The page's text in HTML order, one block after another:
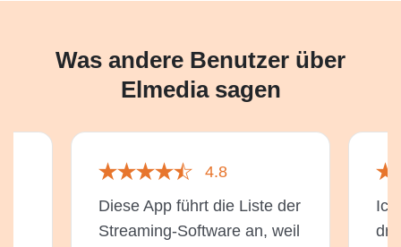
Was andere Benutzer über
Elmedia sagen
4.8
Diese App führt die Liste der
Streaming-Software an, weil